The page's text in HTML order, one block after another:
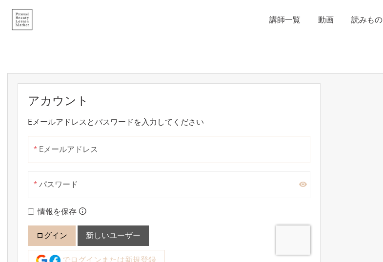
講師一覧
動画 読みもの
アカウント
Eメールアドレスとパスワードを入力してください
Eメールアドレス
パスワード
情報を保存
ログイン 新しいユーザー
でログインまたは新規登録